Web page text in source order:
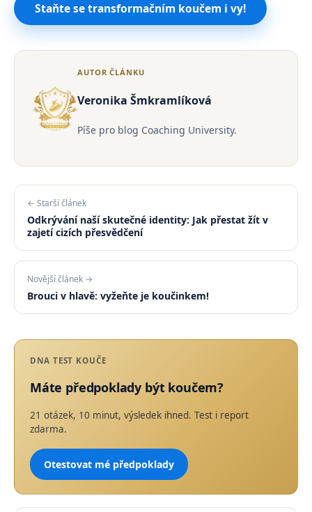
Staňte se transformačním koučem i vy!
AUTOR ČLÁNKU
Veronika Šmkramlíková
Píše pro blog Coaching University.
← Starší článek
Odkrývání naší skutečné identity: Jak přestat žít v
zajetí cizích přesvědčení
Novější článek →
Brouci v hlavě: vyžeňte je koučinkem!
DNA TEST KOUČE
Máte předpoklady být koučem?
21 otázek, 10 minut, výsledek ihned. Test i report
zdarma.
Otestovat mé předpoklady